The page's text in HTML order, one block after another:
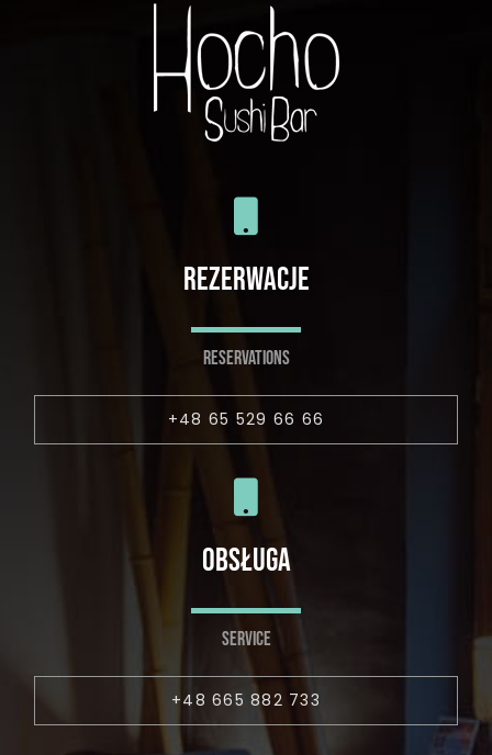
REZERWACJE
RESERVATIONS
+48 65 529 66 66
OBSŁUGA
SERVICE
+48 665 882 733